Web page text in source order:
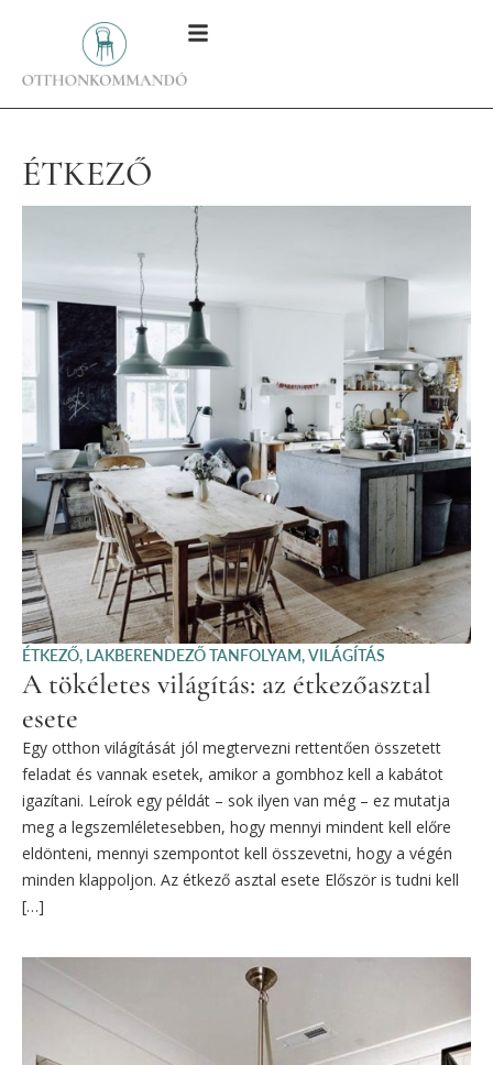
ÉTKEZŐ
ÉTKEZŐ, LAKBERENDEZŐ TANFOLYAM,VILÁGÍTÁS
A tökéletes világítás: az étkezőasztal
esete
Egy otthon világítását jól megtervezni rettentően összetett
feladat és vannak esetek, amikor a gombhoz kell a kabátot
igazítani. Leírok egy példát – sok ilyen van még – ez mutatja
meg a legszemléletesebben, hogy mennyi mindent kell előre
eldönteni, mennyi szempontot kell összevetni, hogy a végén
minden klappoljon. Az étkező asztal esete Először is tudni kell
[…]